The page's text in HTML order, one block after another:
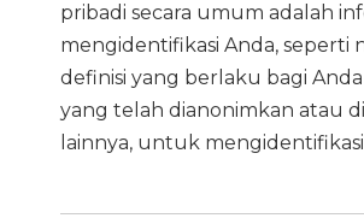
pribadi secara umum adalah
mengidentifikasi Anda, seperti
definisi yang berlaku bagi
yang telah dianonimkan atau
lainnya, untuk